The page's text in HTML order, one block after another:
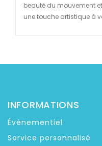
beauté du mouvement
une touche artistique à
INFORMATIONS
Événementiel
Service personnalisé